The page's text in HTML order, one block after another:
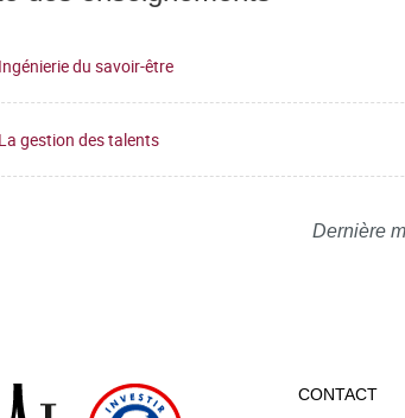
Ingénierie du savoir-être
La gestion des talents
Dernière
CONTACT